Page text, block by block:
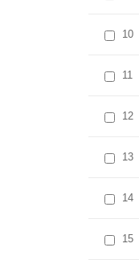
10
11
12
13
14
15